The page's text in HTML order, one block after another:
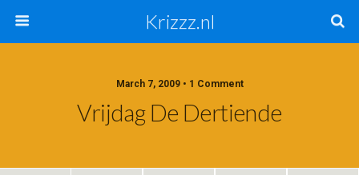
Krizzz.nl
March 7, 2009 • 1 Comment
Vrijdag De Dertiende